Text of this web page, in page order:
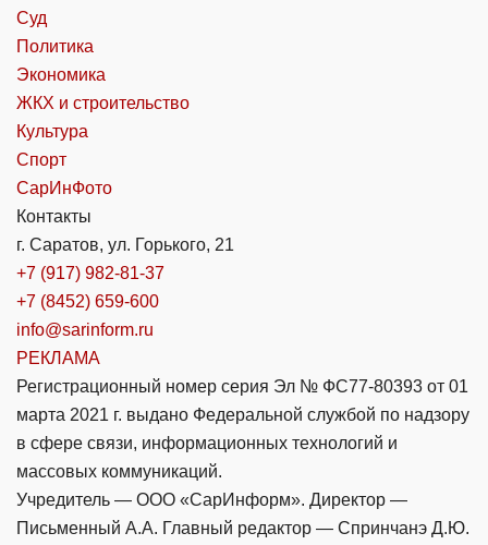
Суд
Политика
Экономика
ЖКХ и строительство
Культура
Спорт
СарИнФото
Контакты
г. Саратов, ул. Горького, 21
+7 (917) 982-81-37
+7 (8452) 659-600
info@sarinform.ru
РЕКЛАМА
Регистрационный номер серия Эл № ФС77-80393 от 01
марта 2021 г. выдано Федеральной службой по надзору
в сфере связи, информационных технологий и
массовых коммуникаций.
Учредитель — ООО «СарИнформ». Директор —
Письменный А.А. Главный редактор — Спринчанэ Д.Ю.